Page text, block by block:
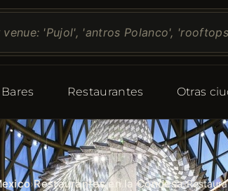
Bares Restaurantes Otras
›Restaurantes en la Condesa›